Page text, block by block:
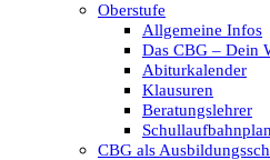
Oberstufe
Allgemeine Infos
Das CBG – Dein
Abiturkalender
Klausuren
Beratungslehrer
CBG als